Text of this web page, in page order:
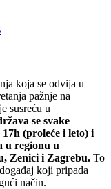
koja se odvija u
pažnje na
susreću u
se svake
17h (proleće i leto) i
u regionu u
Zenici i Zagrebu. To
koji pripada
način.